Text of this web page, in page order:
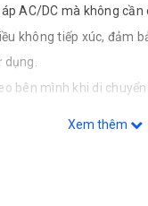
AC/DC mà không cần
không tiếp xúc, đảm
dụng.
bên mình khi di chuyển.
Xem thêm